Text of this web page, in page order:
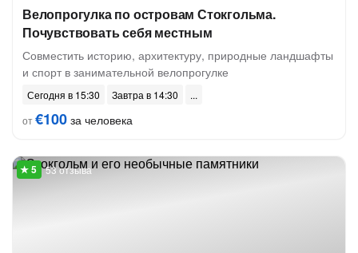
Велопрогулка по островам Стокгольма.
Почувствовать себя местным
Совместить историю, архитектуру, природные ландшафты
и спорт в занимательной велопрогулке
Сегодня в 15:30
Завтра в 14:30
от€100 за человека
53 отзыва